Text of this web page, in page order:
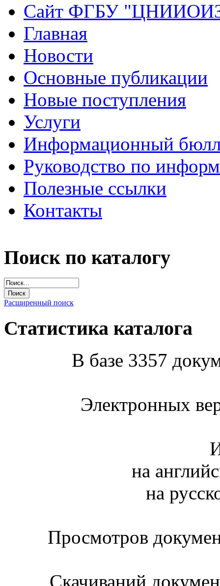
Сайт ФГБУ
Главная
Новости
Основные публикации
Новые поступления
Услуги
Информационный
Руководство по
Полезные ссылки
Контакты
Поиск по каталогу
Расширенный поиск
Статистика каталога
В базе 3357
Электронных
на
на
Просмотров
Скачиваний